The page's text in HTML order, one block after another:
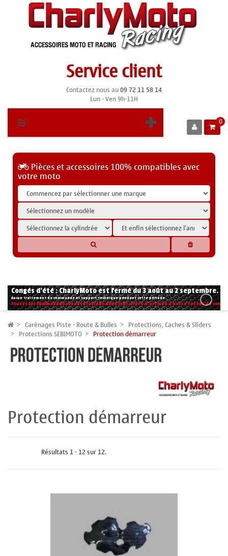
Service client
Contactez nous au09 72 11 58 14
Lun - Ven 9h-11H
0
Pièces et accessoires 100% compatibles avec
votre moto
Congés d'été : CharlyMoto est fermé du 3 août au 2 septembre.
Aucun traitement de commande ni support technique pendant cette période.
Toutes les commandes seront traitées dans leur ordre d'arrivée à notre retour de
Carénages Piste - Route & Bulles Protections, Caches & Sliders
Protections SEBIMOTO Protection démarreur
Protection démarreur
Résultats 1 - 12 sur 12.